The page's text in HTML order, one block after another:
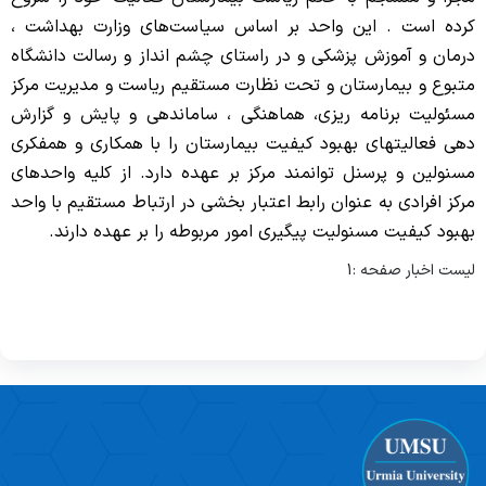
شرح وظایف
ارزشیابی درونی
کارشناس آموزش
شرح وظایف
شرح وظایف دفتر توسعه آموزش
برنامه ارتقاء کمی و کیفی
برنامه آموزشی فراگیران
دستورالعمل ها و خط مشی
محتوای آموزشی فراگیران
اولویت های پژوهشی بیمارستان
روش های اجرائی
کمیته شورای پژوهشی
سوپروایزر آموزشی
سوپروایزر آموزش به بیمار
آموزش بیماران و مراجعین
سوپر وایزرهای بالینی
واحد ایمنی بیمار
اسامی سرپرستاران
اعضاء کمیته
برنامه استراتژیک
دستورالعمل ها
آئین نامه کمیته
دفتر بهبود کیفیت
معرفی واحد
معرفی مسئول واحد
استانداردها
فرآیندها
کتابخانه
کرده است . این واحد بر اساس سیاست‌های وزارت بهداشت ،
درمان و آموزش پزشکی و در راستای چشم انداز و رسالت دانشگاه
متبوع و بیمارستان و تحت نظارت مستقیم ریاست و مدیریت مرکز
مسئولیت برنامه ریزی، هماهنگی ، ساماندهی و پایش و گزارش
دهی فعالیتهای بهبود کیفیت بیمارستان را با همکاری و همفکری
مسنولین و پرسنل توانمند مرکز بر عهده دارد. از کلیه واحدهای
مرکز افرادی به عنوان رابط اعتبار بخشی در ارتباط مستقیم با واحد
بهبود کیفیت مسنولیت پیگیری امور مربوطه را بر عهده دارند.
لیست اخبار صفحه :1